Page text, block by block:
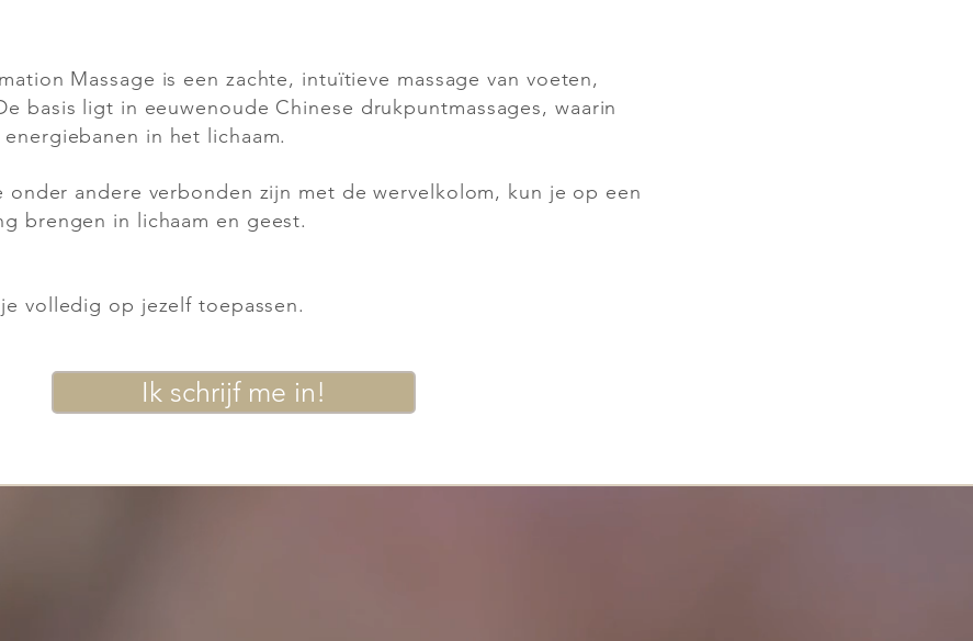
Massage is een zachte, intuïtieve massage van voeten,
basis ligt in eeuwenoude Chinese drukpuntmassages, waarin
in het lichaam.
onder andere verbonden zijn met de wervelkolom, kun je op een
brengen in lichaam en geest.
volledig op jezelf toepassen.
Ik schrijf me in!